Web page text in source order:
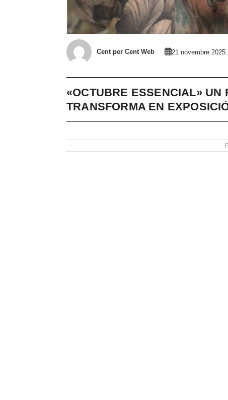
Cent per Cent Web 21 novembre 2025
«OCTUBRE ESSENCIAL» UN
TRANSFORMA EN